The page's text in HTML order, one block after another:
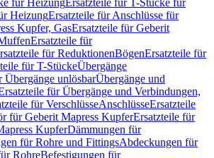
für HeizungErsatzteile für T-Stücke für
HeizungErsatzteile für Anschlüsse für
Kupfer, GasErsatzteile für Geberit
Ersatzteile für
für ReduktionenBögenErsatzteile für
für T-StückeÜbergänge
Übergänge unlösbarÜbergänge und
für Übergänge und Verbindungen,
für VerschlüsseAnschlüsseErsatzteile
für Geberit Mapress KupferErsatzteile für
KupferDämmungen für
für Rohre und FittingsAbdeckungen für
RohreBefestigungen für